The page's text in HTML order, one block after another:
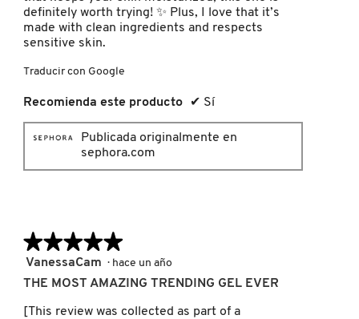
L'ORÉAL PROFESSIONNEL
LILASH
LIVING PROOF
definitely worth trying! ✨ Plus, I love that it’s
made with clean ingredients and respects
sensitive skin.
Traducir con Google
Recomienda este producto ✔ Sí
Publicada originalmente en
sephora.com
★★★★★
★★★★★
5
de
estrellas.
VanessaCam · hace un año
THE MOST AMAZING TRENDING GEL EVER
[This review was collected as part of a